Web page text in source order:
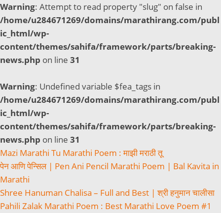
Warning: Attempt to read property "slug" on false in
/home/u284671269/domains/marathirang.com/publ
ic_html/wp-
content/themes/sahifa/framework/parts/breaking-
news.php on line 31
Warning: Undefined variable $fea_tags in
/home/u284671269/domains/marathirang.com/publ
ic_html/wp-
content/themes/sahifa/framework/parts/breaking-
news.php on line 31
Mazi Marathi Tu Marathi Poem : माझी मराठी तू
पेन आणि पेन्सिल | Pen Ani Pencil Marathi Poem | Bal Kavita in
Marathi
Shree Hanuman Chalisa – Full and Best | श्री हनुमान चालीसा
Pahili Zalak Marathi Poem : Best Marathi Love Poem #1